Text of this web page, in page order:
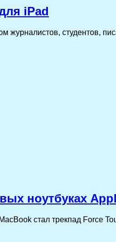
iPad
студентов,
ноутбуках
стал трекпад Force